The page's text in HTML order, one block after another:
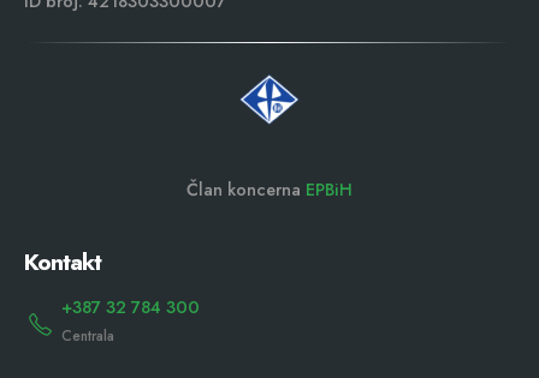
Član koncerna EPBiH
Kontakt
+387 32 784 300
Centrala